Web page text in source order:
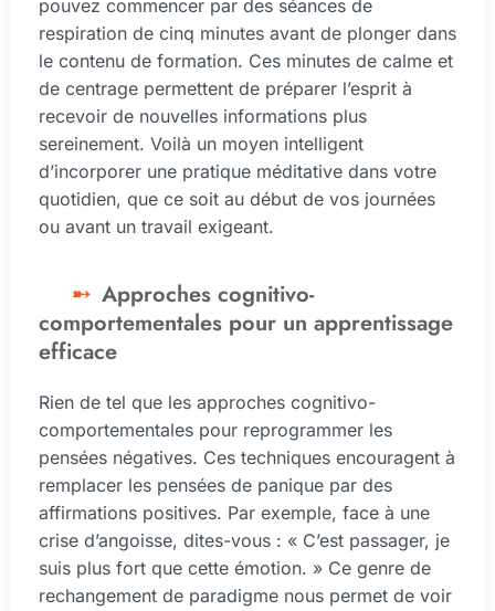
pouvez commencer par des séances de
respiration de cinq minutes avant de plonger dans
le contenu de formation. Ces minutes de calme et
de centrage permettent de préparer l’esprit à
recevoir de nouvelles informations plus
sereinement. Voilà un moyen intelligent
d’incorporer une pratique méditative dans votre
quotidien, que ce soit au début de vos journées
ou avant un travail exigeant.
Approches cognitivo-
comportementales pour un apprentissage
efficace
Rien de tel que les approches cognitivo-
comportementales pour reprogrammer les
pensées négatives. Ces techniques encouragent à
remplacer les pensées de panique par des
affirmations positives. Par exemple, face à une
crise d’angoisse, dites-vous : « C’est passager, je
suis plus fort que cette émotion. » Ce genre de
rechangement de paradigme nous permet de voir